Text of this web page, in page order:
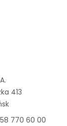
413
770 60 00